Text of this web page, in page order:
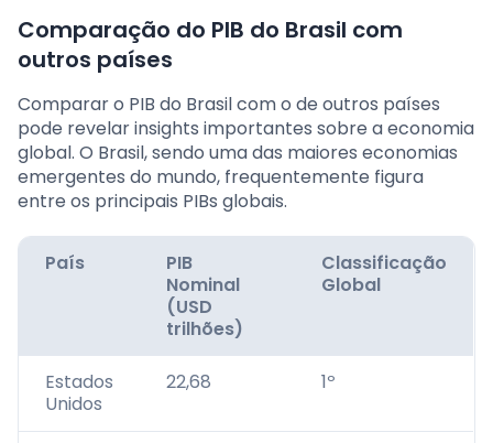
Comparação do PIB do Brasil com
outros países
Comparar o PIB do Brasil com o de outros países
pode revelar insights importantes sobre a economia
global. O Brasil, sendo uma das maiores economias
emergentes do mundo, frequentemente figura
entre os principais PIBs globais.
País
PIB
Nominal
(USD
trilhões)
Classificação
Global
Estados
Unidos
22,68 1º